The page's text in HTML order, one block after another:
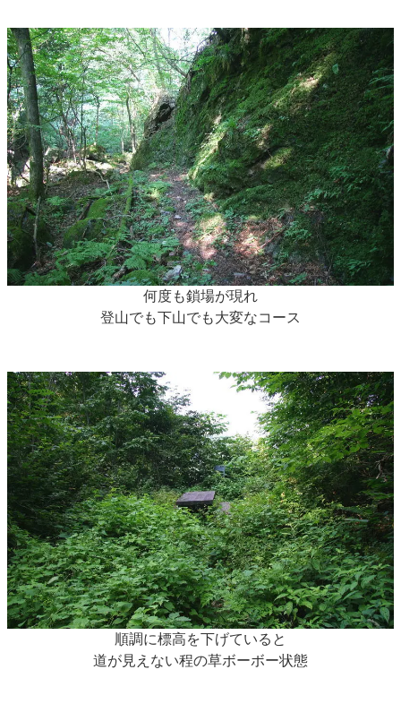
何度も鎖場が現れ
登山でも下山でも大変なコース
順調に標高を下げていると
道が見えない程の草ボーボー状態